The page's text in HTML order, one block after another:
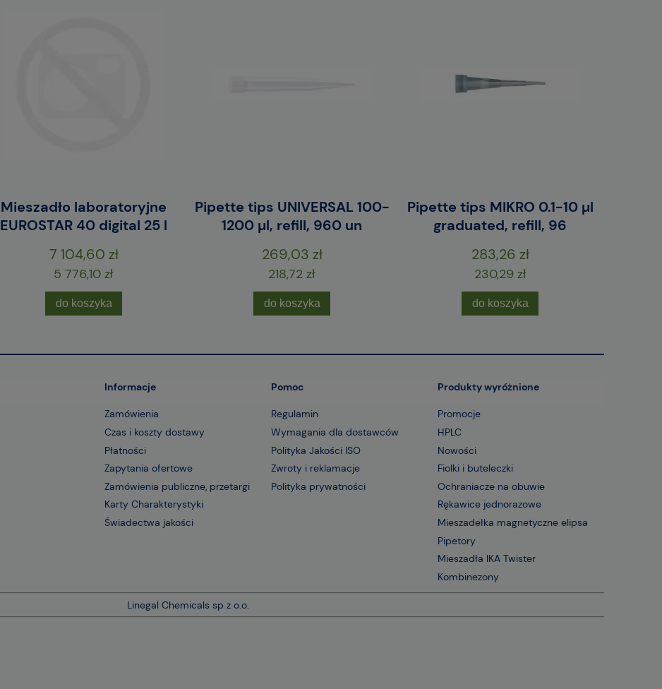
Mieszadło laboratoryjne
EUROSTAR 40 digital 25 l
7 104,60 zł
5 776,10 zł
do koszyka
Pipette tips UNIVERSAL 100-
1200 µl, refill, 960 un
269,03 zł
218,72 zł
do koszyka
Pipette tips MIKRO 0.1-10 µl
graduated, refill, 96
283,26 zł
230,29 zł
do koszyka
Informacje
Zamówienia
Czas i koszty dostawy
Płatności
Zapytania ofertowe
Zamówienia publiczne, przetargi
Karty Charakterystyki
Świadectwa jakości
Pomoc
Regulamin
Wymagania dla dostawców
Polityka Jakości ISO
Zwroty i reklamacje
Polityka prywatności
Produkty wyróżnione
Promocje
HPLC
Nowości
Fiolki i buteleczki
Ochraniacze na obuwie
Rękawice jednorazowe
Mieszadełka magnetyczne elipsa
Pipetory
Mieszadła IKA Twister
Kombinezony
Linegal Chemicals sp z o.o.